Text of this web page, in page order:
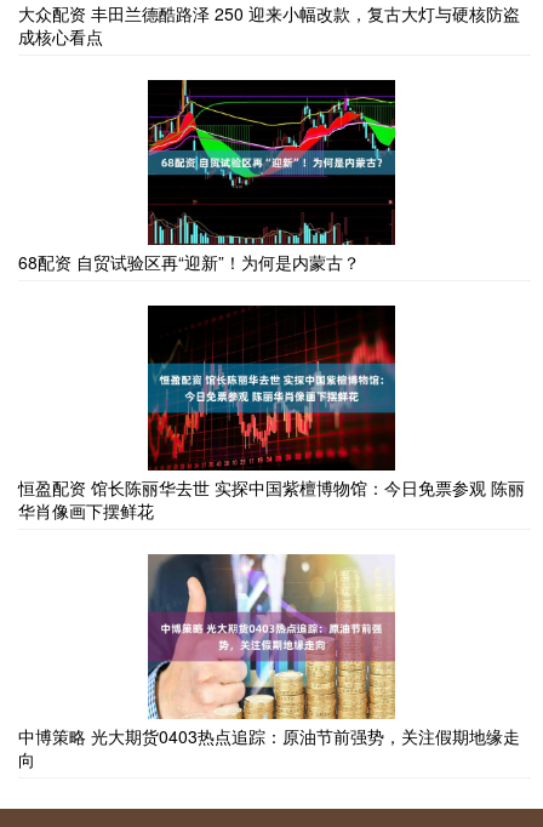
大众配资 丰田兰德酷路泽 250 迎来小幅改款，复古大灯与硬核防盗
成核心看点
68配资 自贸试验区再“迎新”！为何是内蒙古？
恒盈配资 馆长陈丽华去世 实探中国紫檀博物馆：今日免票参观 陈丽
华肖像画下摆鲜花
中博策略 光大期货0403热点追踪：原油节前强势，关注假期地缘走
向